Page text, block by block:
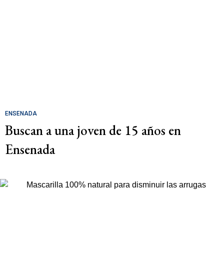
ENSENADA
Buscan a una joven de 15 años en
Ensenada